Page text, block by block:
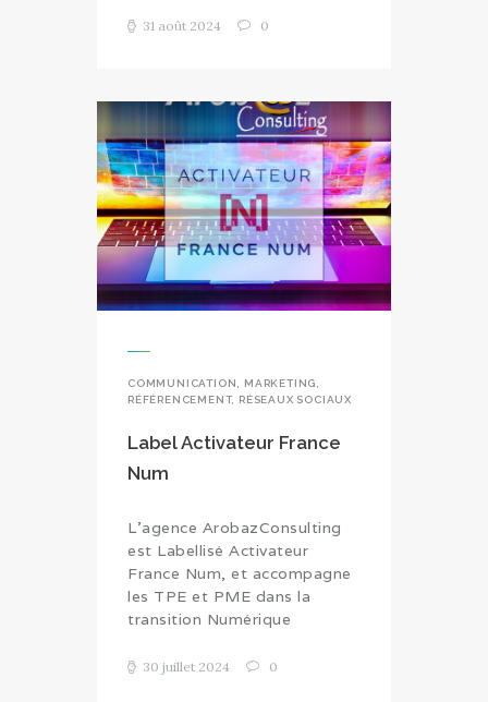
31 août 2024 0
COMMUNICATION, MARKETING,
RÉFÉRENCEMENT, RÉSEAUX SOCIAUX
Label Activateur France
Num
L’agence ArobazConsulting
est Labellisé Activateur
France Num, et accompagne
les TPE et PME dans la
transition Numérique
30 juillet 2024 0